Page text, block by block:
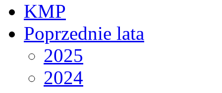
KMP
Poprzednie lata
2025
2024